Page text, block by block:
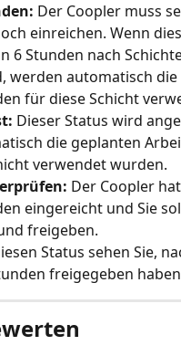
Der Coopler muss
einreichen. Wenn
6 Stunden nach
werden automatisch
für diese Schicht
Dieser Status wird
die geplanten
verwendet wurden.
Der Coopler
eingereicht und Sie
freigeben.
Status sehen Sie,
freigegeben